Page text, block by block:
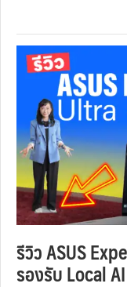
รีวิว ASUS
รองรับ Local AI